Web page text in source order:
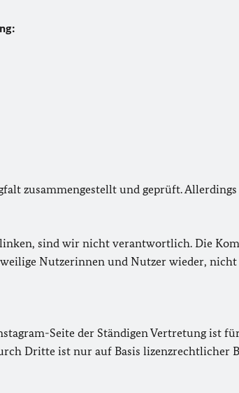
zusammengestellt und geprüft.
sind wir nicht verantwortlich. Die
Nutzerinnen und Nutzer wieder,
Seite der Ständigen Vertretung ist
Dritte ist nur auf Basis lizenzrechtlicher